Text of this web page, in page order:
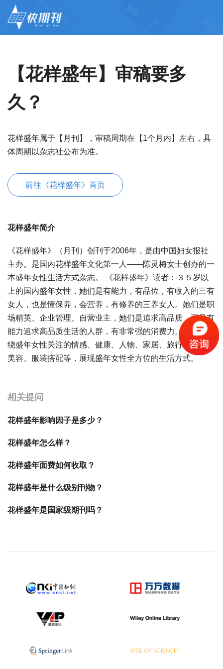
【花样盛年】审稿要多
久？
花样盛年属于【月刊】，审稿周期在【1个月内】左右，具
体周期以杂志社公布为准。
前往《花样盛年》首页
花样盛年简介
《花样盛年》（月刊）创刊于2006年，是由中国妇女报社
主办。是国内花样盛年文化第一人——陈灵梅女士创办的一
本盛年女性生活方式杂志。 《花样盛年》读者：３５岁以
上的国内盛年女性，她们是有能力，有品位，有收入的三有
女人，也是懂保养，会营养，有修养的三养女人。她们是职
场精英、企业管理、自营业主，她们是追求高品质，而且有
能力追求高品质生活的人群，有非常强的消费力。内容：围
绕盛年女性关注的情感、健康、人物、家居、旅行、美食、
美容、服装搭配等，展现盛年女性全方位的生活方式。
相关提问
花样盛年影响因子是多少？
花样盛年怎么样？
花样盛年面费如何收取？
花样盛年是什么级别刊物？
花样盛年是国家级期刊吗？